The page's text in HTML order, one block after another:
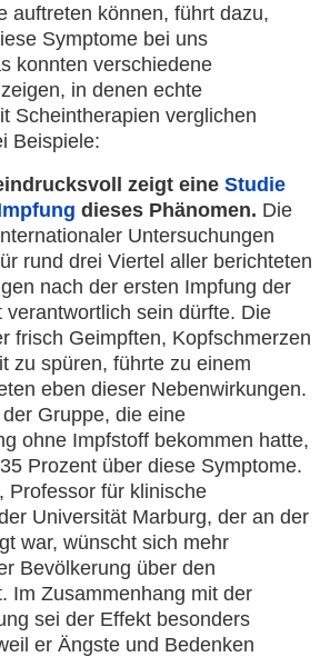
auftreten können, führt dazu,
Symptome bei uns
konnten verschiedene
in denen echte
Scheintherapien verglichen
Beispiele:
zeigt eine Studie
dieses Phänomen. Die
Untersuchungen
rund drei Viertel aller berichteten
nach der ersten Impfung der
verantwortlich sein dürfte. Die
frisch Geimpften, Kopfschmerzen
zu spüren, führte zu einem
eben dieser Nebenwirkungen.
Gruppe, die eine
ohne Impfstoff bekommen hatte,
Prozent über diese Symptome.
Professor für klinische
Universität Marburg, der an der
war, wünscht sich mehr
Bevölkerung über den
Im Zusammenhang mit der
sei der Effekt besonders
er Ängste und Bedenken